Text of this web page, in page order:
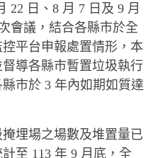
22 日、8 月 7 日及 9 月
會議，結合各縣市於全
控平台申報處置情形，本
導各縣市暫置垃圾執行
市於 3 年內如期如質達
掩埋場之場數及堆置量已
至 113 年 9 月底，全